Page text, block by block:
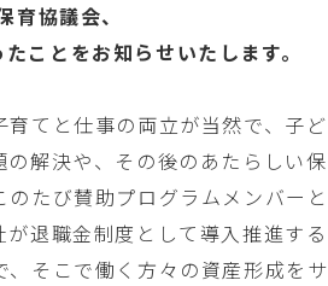
協議会、
ことをお知らせいたします。
てと仕事の両立が当然で、子ど
解決や、その後のあたらしい保
たび賛助プログラムメンバーと
退職金制度として導入推進する
そこで働く方々の資産形成をサ